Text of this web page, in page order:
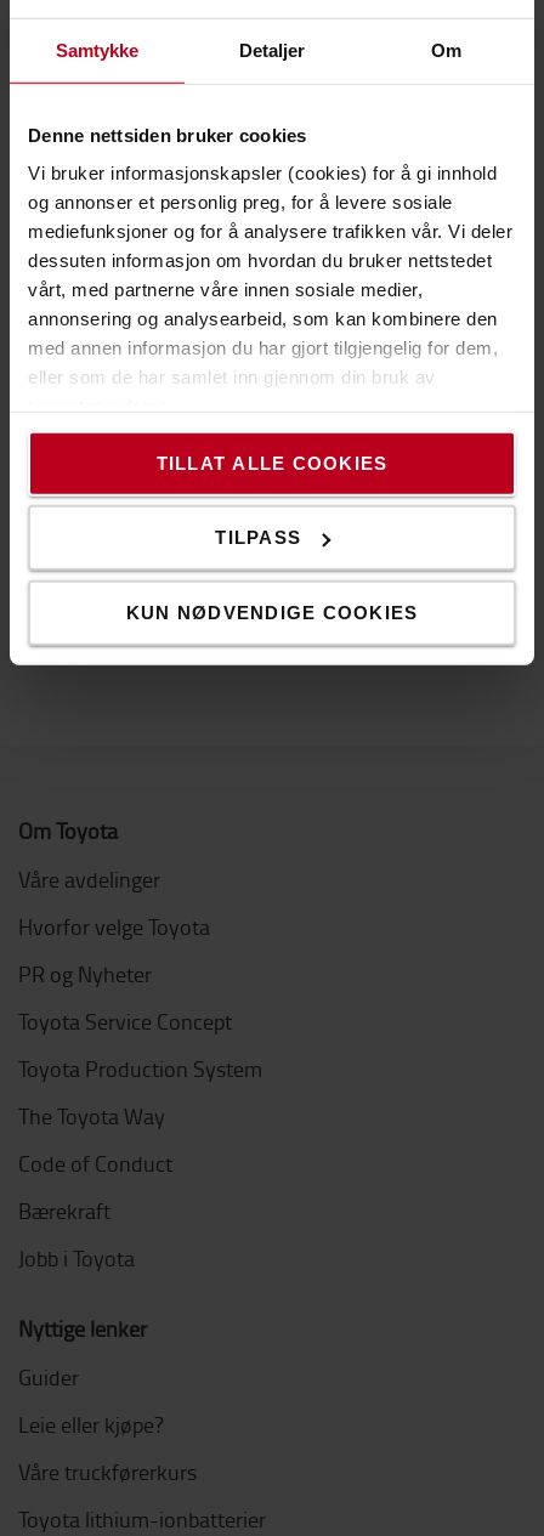
Samtykke Detaljer Om
Denne nettsiden bruker cookies
Vi bruker informasjonskapsler (cookies) for å gi innhold
og annonser et personlig preg, for å levere sosiale
mediefunksjoner og for å analysere trafikken vår. Vi deler
dessuten informasjon om hvordan du bruker nettstedet
vårt, med partnerne våre innen sosiale medier,
annonsering og analysearbeid, som kan kombinere den
med annen informasjon du har gjort tilgjengelig for dem,
eller som de har samlet inn gjennom din bruk av
TILLAT ALLE COOKIES
TILPASS
KUN NØDVENDIGE COOKIES
Pressekontakt
Digitalization Specialist
+47 48596565
allan.bjerkan@no.toyota-industries.eu
Om Toyota
Våre avdelinger
Hvorfor velge Toyota
PR og Nyheter
Toyota Service Concept
Toyota Production System
The Toyota Way
Code of Conduct
Bærekraft
Jobb i Toyota
Nyttige lenker
Guider
Leie eller kjøpe?
Våre truckførerkurs
Toyota lithium-ionbatterier